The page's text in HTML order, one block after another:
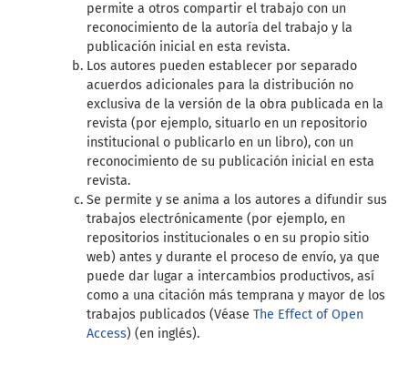
permite a otros compartir el trabajo con un
reconocimiento de la autoría del trabajo y la
publicación inicial en esta revista.
Los autores pueden establecer por separado
acuerdos adicionales para la distribución no
exclusiva de la versión de la obra publicada en la
revista (por ejemplo, situarlo en un repositorio
institucional o publicarlo en un libro), con un
reconocimiento de su publicación inicial en esta
revista.
Se permite y se anima a los autores a difundir sus
trabajos electrónicamente (por ejemplo, en
repositorios institucionales o en su propio sitio
web) antes y durante el proceso de envío, ya que
puede dar lugar a intercambios productivos, así
como a una citación más temprana y mayor de los
trabajos publicados (Véase The Effect of Open
Access) (en inglés).